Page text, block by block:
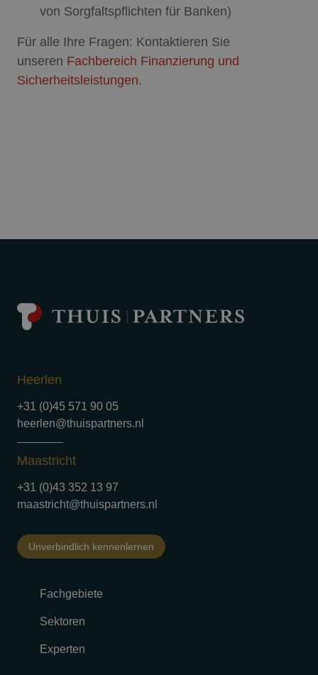
von Sorgfaltspflichten für Banken)
Für alle Ihre Fragen: Kontaktieren Sie
unseren Fachbereich Finanzierung und
Sicherheitsleistungen.
Heerlen
+31 (0)45 571 90 05
heerlen@thuispartners.nl
Maastricht
+31 (0)43 352 13 97
maastricht@thuispartners.nl
Unverbindlich kennenlernen
Fachgebiete
Sektoren
Experten